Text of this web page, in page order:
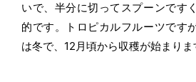
いで、半分に切ってスプーンです
的です。トロピカルフルーツです
は冬で、12月頃から収穫が始まりま